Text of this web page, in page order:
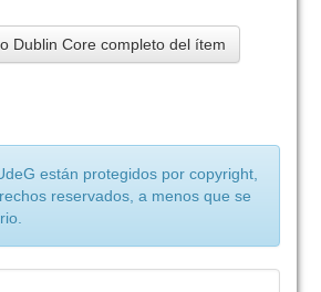
Dublin Core completo del ítem
están protegidos por copyright,
reservados, a menos que se